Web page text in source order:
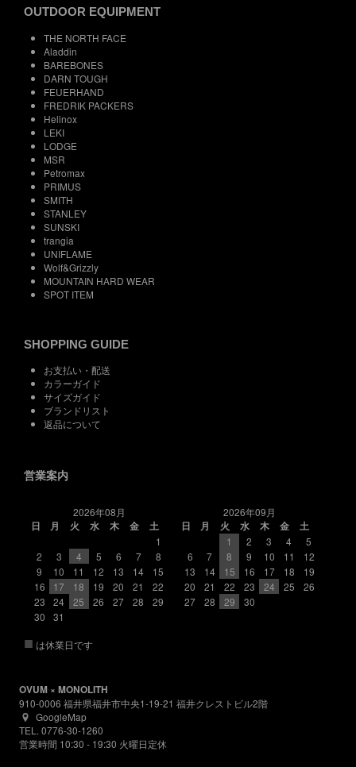
OUTDOOR EQUIPMENT
THE NORTH FACE
Aladdin
BAREBONES
DARN TOUGH
FEUERHAND
FREDRIK PACKERS
Helinox
LEKI
LODGE
MSR
Petromax
PRIMUS
SMITH
STANLEY
SUNSKI
trangia
UNIFLAME
Wolf&Grizzly
MOUNTAIN HARD WEAR
SPOT ITEM
SHOPPING GUIDE
お支払い・配送
カラーガイド
サイズガイド
ブランドリスト
返品について
営業案内
2026年08月
日
月 火 水 木 金
土
1
2
3 4 5 6 7
8
9
10 11 12 13 14
15
16
17 18 19 20 21
22
23
24 25 26 27 28
29
30
31
2026年09月
日
月 火 水 木 金
土
1
2 3 4
5
6
7 8 9 10 11
12
13
14 15 16 17 18
19
20
21 22 23 24 25
26
27
28 29 30
■ は休業日です
OVUM × MONOLITH
910-0006 福井県福井市中央1-19-21 福井クレストビル2階
GoogleMap
TEL. 0776-30-1260
営業時間 10:30 - 19:30 火曜日定休